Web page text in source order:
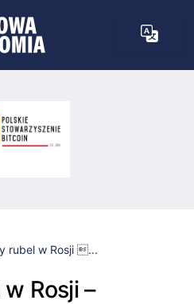
rubel w Rosji ...
Rosji –